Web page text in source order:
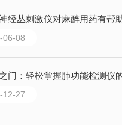
经丛刺激仪对麻醉用药有帮
06-08
门：轻松掌握肺功能检测仪
12-27